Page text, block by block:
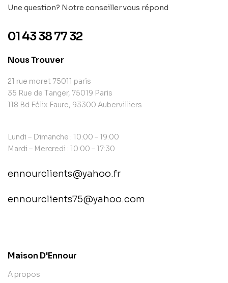
Une question? Notre conseiller vous répond
01 43 38 77 32
Nous Trouver
21 rue moret 75011 paris
35 Rue de Tanger, 75019 Paris
118 Bd Félix Faure, 93300 Aubervilliers
Lundi – Dimanche : 10:00 – 19:00
Mardi – Mercredi : 10:00 – 17:30
ennourclients@yahoo.fr
ennourclients75@yahoo.com
Maison D'Ennour
A propos